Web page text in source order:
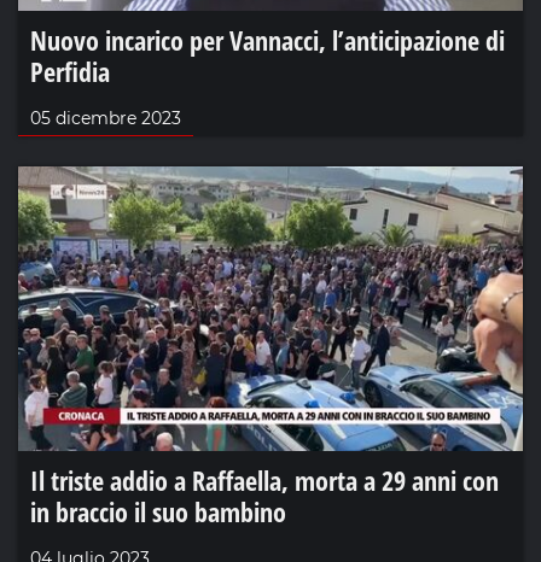
Nuovo incarico per Vannacci, l’anticipazione di
Perfidia
05 dicembre 2023
Il triste addio a Raffaella, morta a 29 anni con
in braccio il suo bambino